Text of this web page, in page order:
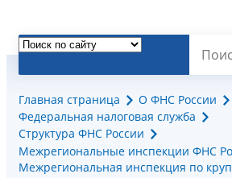
Главная страница
О ФНС России
Федеральная налоговая служба
Структура ФНС России
Межрегиональные инспекции ФНС
Межрегиональная инспекция по